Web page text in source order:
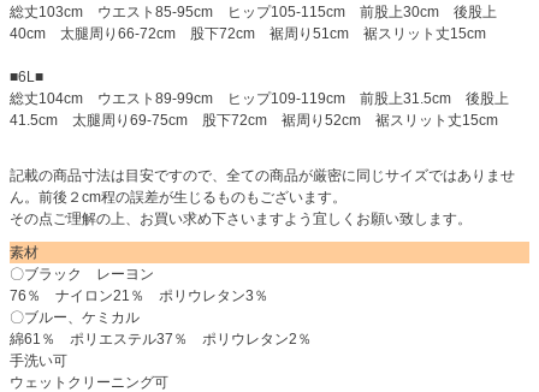
総丈103cm ウエスト85-95cm ヒップ105-115cm 前股上30cm 後股上
40cm 太腿周り66-72cm 股下72cm 裾周り51cm 裾スリット丈15cm
■6L■
総丈104cm ウエスト89-99cm ヒップ109-119cm 前股上31.5cm 後股上
41.5cm 太腿周り69-75cm 股下72cm 裾周り52cm 裾スリット丈15cm
記載の商品寸法は目安ですので、全ての商品が厳密に同じサイズではありませ
ん。前後２cm程の誤差が生じるものもございます。
その点ご理解の上、お買い求め下さいますよう宜しくお願い致します。
素材
〇ブラック レーヨン
76％ ナイロン21％ ポリウレタン3％
〇ブルー、ケミカル
綿61％ ポリエステル37％ ポリウレタン2％
手洗い可
ウェットクリーニング可